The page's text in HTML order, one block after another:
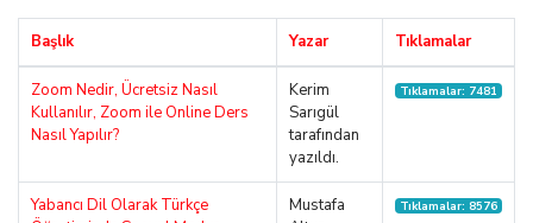
Başlık Yazar Tıklamalar
Zoom Nedir, Ücretsiz Nasıl
Kullanılır, Zoom ile Online Ders
Nasıl Yapılır?
Kerim
Sarıgül
tarafından
yazıldı.
Tıklamalar: 7481
Yabancı Dil Olarak Türkçe
Mustafa
Tıklamalar: 8576